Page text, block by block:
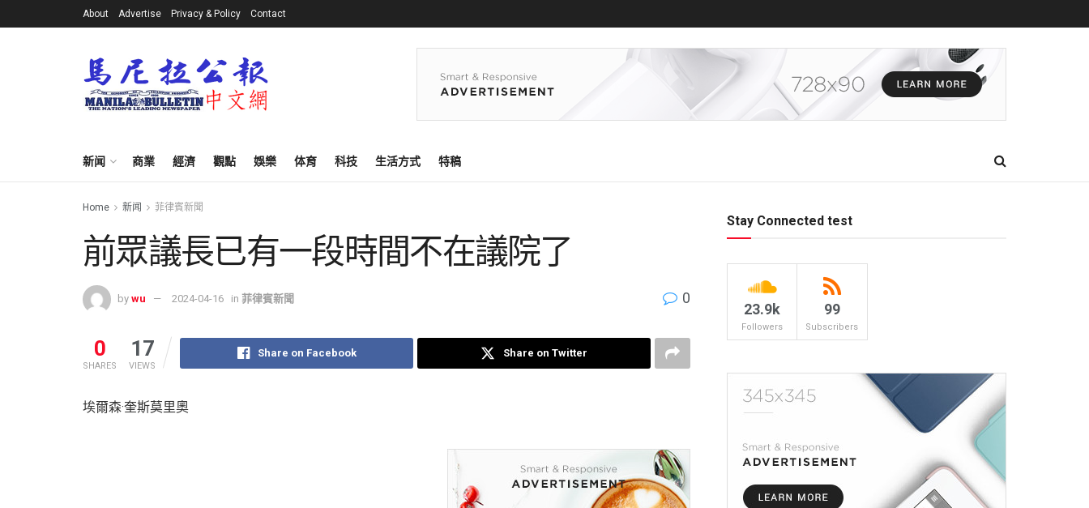
About Advertise Privacy & Policy Contact
新闻 商業 經濟 觀點 娛樂 体育 科技 生活方式 特稿
Home 新闻 菲律賓新聞
前眾議長已有一段時間不在議院了
by wu 2024-04-16 in 菲律賓新聞 0
0
SHARES
17
VIEWS
Share on Facebook Share on Twitter
埃爾森·奎斯莫里奧
Stay Connected test
23.9k
Followers
99
Subscribers